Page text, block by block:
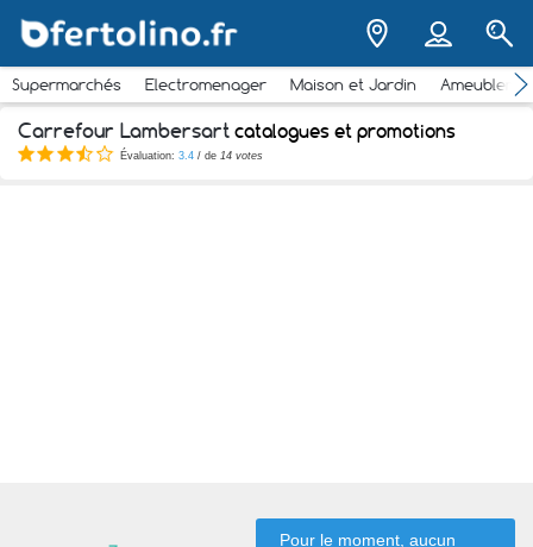
Supermarchés Electromenager Maison et Jardin
Carrefour Lambersart catalogues et promotions
Évaluation: 3.4 / de 14 votes
Pour le moment, aucun